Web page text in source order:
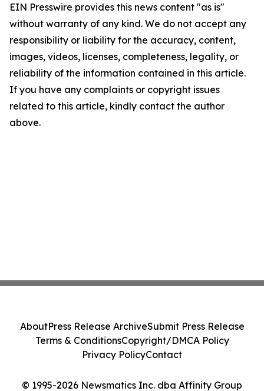
EIN Presswire provides this news content "as is"
without warranty of any kind. We do not accept any
responsibility or liability for the accuracy, content,
images, videos, licenses, completeness, legality, or
reliability of the information contained in this article.
If you have any complaints or copyright issues
related to this article, kindly contact the author
above.
© 1995-2026 Newsmatics Inc. dba Affinity Group
AboutPress Release ArchiveSubmit Press Release
Terms & ConditionsCopyright/DMCA Policy
Privacy PolicyContact